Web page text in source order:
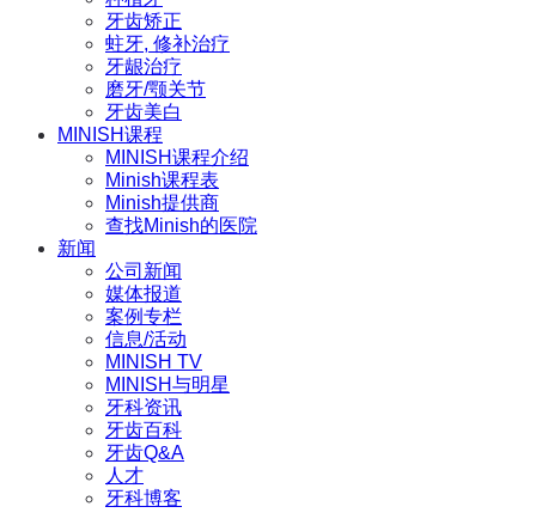
牙齿矫正
蛀牙, 修补治疗
牙龈治疗
磨牙/颚关节
牙齿美白
MINISH课程
MINISH课程介绍
Minish课程表
Minish提供商
查找Minish的医院
新闻
公司新闻
媒体报道
案例专栏
信息/活动
MINISH TV
MINISH与明星
牙科资讯
牙齿百科
牙齿Q&A
人才
牙科博客